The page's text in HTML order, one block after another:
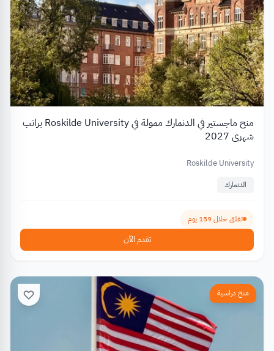
منح ماجستير في الدنمارك ممولة في Roskilde University براتب
شهري 2027
Roskilde University
الدنمارك
تغلق خلال 159 يوم
تقدم الآن
منح دراسية